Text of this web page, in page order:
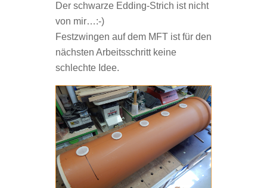
Der schwarze Edding-Strich ist nicht
von mir…:-)
Festzwingen auf dem MFT ist für den
nächsten Arbeitsschritt keine
schlechte Idee.